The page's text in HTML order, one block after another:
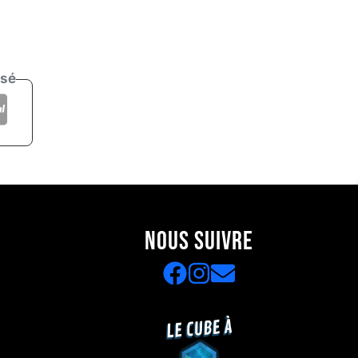
NOUS SUIVRE